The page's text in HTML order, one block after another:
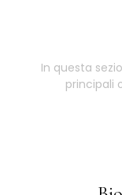
In questa
principali